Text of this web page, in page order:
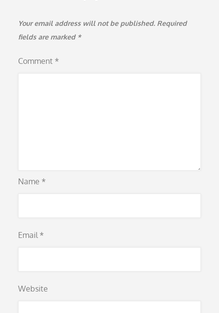
Your email address will not be published. Required
fields are marked *
Comment *
Name *
Email *
Website